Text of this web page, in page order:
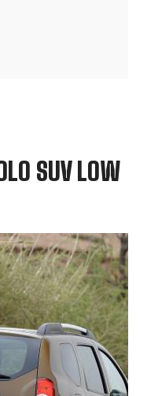
SUV LOW